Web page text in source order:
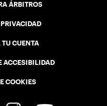
ÁRBITROS
TU CUENTA
ACCESIBILIDAD
COOKIES